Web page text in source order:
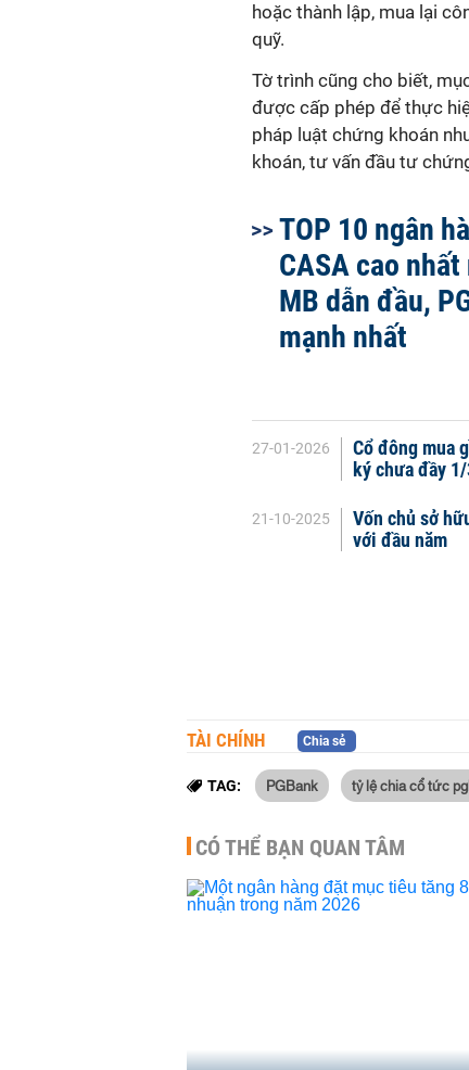
hoặc thành lập, mua lại
quỹ.
Tờ trình cũng cho biết,
được cấp phép để thực
pháp luật chứng khoán
khoán, tư vấn đầu tư
TOP 10 ngân
CASA cao
MB dẫn đầu,
mạnh nhất
27-01-2026
Cổ đông mua
ký chưa đầy
21-10-2025
Vốn chủ sở
với đầu năm
TÀI CHÍNH Chia sẻ
TAG: PGBank tỷ lệ chia cổ tức
CÓ THỂ BẠN QUAN TÂM